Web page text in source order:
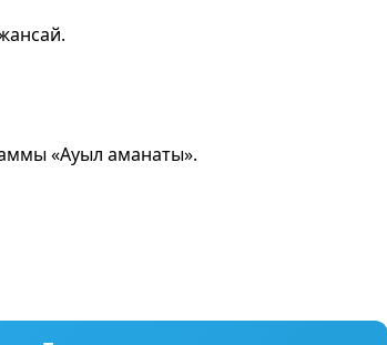
«Ауыл аманаты».